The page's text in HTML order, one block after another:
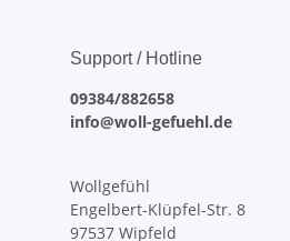
Support / Hotline
09384/882658
info@woll-gefuehl.de
Wollgefühl
Engelbert-Klüpfel-Str. 8
97537 Wipfeld